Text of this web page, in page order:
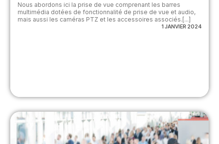
Nous abordons ici la prise de vue comprenant les barres
multimédia dotées de fonctionnalité de prise de vue et audio,
mais aussi les caméras PTZ et les accessoires associés.[...]
1 JANVIER 2024